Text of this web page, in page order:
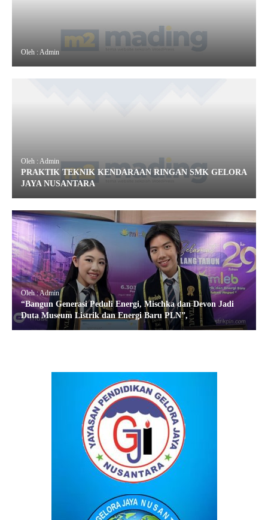
Oleh : Admin
Oleh : Admin
PRAKTIK TEKNIK KENDARAAN RINGAN SMK GELORA
JAYA NUSANTARA
Oleh : Admin
“Bangun Generasi Peduli Energi, Mischka dan Devon Jadi
Duta Museum Listrik dan Energi Baru PLN”,